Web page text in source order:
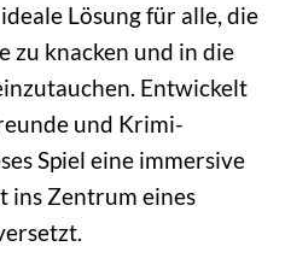
Lösung für alle, die
zu knacken und in die
Entwickelt
und Krimi-
Spiel eine immersive
ins Zentrum eines